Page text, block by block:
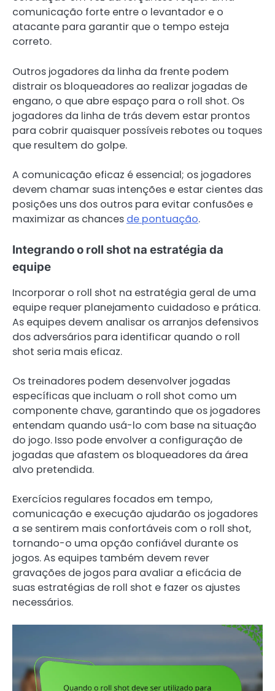
comunicação forte entre o levantador e o
atacante para garantir que o tempo esteja
correto.
Outros jogadores da linha da frente podem
distrair os bloqueadores ao realizar jogadas de
engano, o que abre espaço para o roll shot. Os
jogadores da linha de trás devem estar prontos
para cobrir quaisquer possíveis rebotes ou toques
que resultem do golpe.
A comunicação eficaz é essencial; os jogadores
devem chamar suas intenções e estar cientes das
posições uns dos outros para evitar confusões e
maximizar as chances de pontuação.
Integrando o roll shot na estratégia da
equipe
Incorporar o roll shot na estratégia geral de uma
equipe requer planejamento cuidadoso e prática.
As equipes devem analisar os arranjos defensivos
dos adversários para identificar quando o roll
shot seria mais eficaz.
Os treinadores podem desenvolver jogadas
específicas que incluam o roll shot como um
componente chave, garantindo que os jogadores
entendam quando usá-lo com base na situação
do jogo. Isso pode envolver a configuração de
jogadas que afastem os bloqueadores da área
alvo pretendida.
Exercícios regulares focados em tempo,
comunicação e execução ajudarão os jogadores
a se sentirem mais confortáveis com o roll shot,
tornando-o uma opção confiável durante os
jogos. As equipes também devem rever
gravações de jogos para avaliar a eficácia de
suas estratégias de roll shot e fazer os ajustes
necessários.